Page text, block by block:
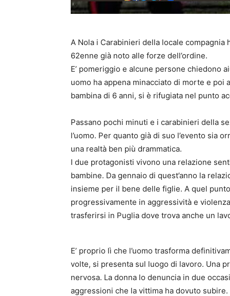
A Nola i Carabinieri della locale
62enne già noto alle forze dell’ordine.
E’ pomeriggio e alcune persone chiedono
uomo ha appena minacciato di morte e poi
bambina di 6 anni, si è rifugiata nel punto
Passano pochi minuti e i carabinieri della
l’uomo. Per quanto già di suo l’evento sia
una realtà ben più drammatica.
I due protagonisti vivono una relazione
bambine. Da gennaio di quest’anno la
insieme per il bene delle figlie. A quel
progressivamente in aggressività e
trasferirsi in Puglia dove trova anche un
E’ proprio lì che l’uomo trasforma
volte, si presenta sul luogo di lavoro. Una
nervosa. La donna lo denuncia in due
aggressioni che la vittima ha dovuto subire.